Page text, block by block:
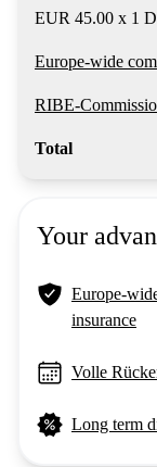
EUR 45.00 x 1
Europe-wide
RIBE-
Total
Your
Europe-
insurance
Volle
Long term